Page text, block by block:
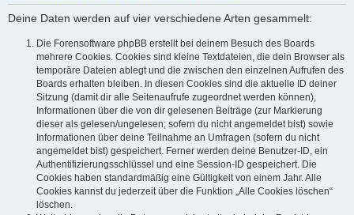
Deine Daten werden auf vier verschiedene Arten gesammelt:
Die Forensoftware phpBB erstellt bei deinem Besuch des Boards
mehrere Cookies. Cookies sind kleine Textdateien, die dein Browser als
temporäre Dateien ablegt und die zwischen den einzelnen Aufrufen des
Boards erhalten bleiben. In diesen Cookies sind die aktuelle ID deiner
Sitzung (damit dir alle Seitenaufrufe zugeordnet werden können),
Informationen über die von dir gelesenen Beiträge (zur Markierung
dieser als gelesen/ungelesen; sofern du nicht angemeldet bist) sowie
Informationen über deine Teilnahme an Umfragen (sofern du nicht
angemeldet bist) gespeichert. Ferner werden deine Benutzer-ID, ein
Authentifizierungsschlüssel und eine Session-ID gespeichert. Die
Cookies haben standardmäßig eine Gültigkeit von einem Jahr. Alle
Cookies kannst du jederzeit über die Funktion „Alle Cookies löschen“
löschen.